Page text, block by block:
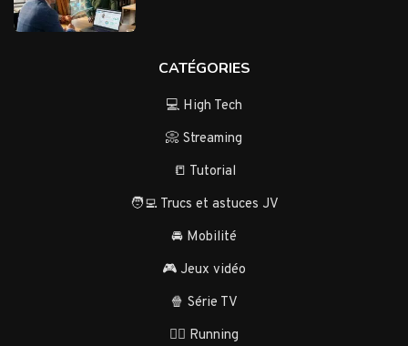
CATÉGORIES
💻 High Tech
📀 Streaming
📒 Tutorial
🧑‍💻 Trucs et astuces JV
🚘 Mobilité
🎮 Jeux vidéo
🍿 Série TV
🏃‍♂️ Running